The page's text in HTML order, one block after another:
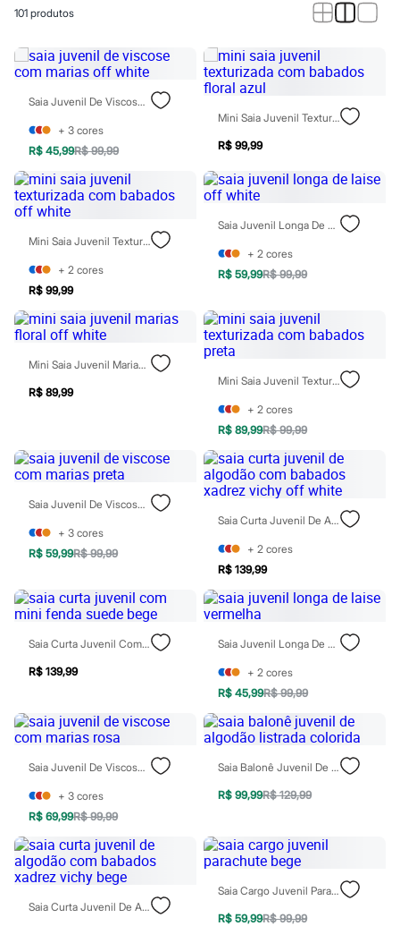
Casacos e Jaquetas
Macacões
Saias
Shorts e Bermudas
Vestidos
Bolsas
Bonés e Chapéus
Cintos
Óculos
Relógios
Botas
Chinelos
Rasteirinhas
Sandálias
Sapatilhas
Tênis
Marcas
City
Clock House
Mindset
Acessórios
Blusas
Calçados
Leggings
Tops
Moda íntima
Meias
Pijamas
Moda praia
Biquínis
Maiôs
Personagens
Plus size
Blusas e Camisetas
Calças
Casacos e Jaquetas
Jeans
Moda esportiva
Shorts e Saias
Vestidos
Masculino
Em alta
Dia dos Pais
Inverno
101 produtos
Saia Juvenil De Viscose Com Marias Off White
+ 3 cores
R$ 45,99R$ 99,99
Mini Saia Juvenil Texturizada Com Babados Floral Azul
R$ 99,99
Mini Saia Juvenil Texturizada Com Babados Off White
+ 2 cores
R$ 99,99
Saia Juvenil Longa De Laise Off White
+ 2 cores
R$ 59,99R$ 99,99
Mini Saia Juvenil Marias Floral Off White
R$ 89,99
Mini Saia Juvenil Texturizada Com Babados Preta
+ 2 cores
R$ 89,99R$ 99,99
Saia Juvenil De Viscose Com Marias Preta
+ 3 cores
R$ 59,99R$ 99,99
Saia Curta Juvenil De Algodão Com Babados Xadrez Vichy Off White
+ 2 cores
R$ 139,99
Saia Curta Juvenil Com Mini Fenda Suede Bege
R$ 139,99
Saia Juvenil Longa De Laise Vermelha
+ 2 cores
R$ 45,99R$ 99,99
Saia Juvenil De Viscose Com Marias Rosa
+ 3 cores
R$ 69,99R$ 99,99
Saia Balonê Juvenil De Algodão Listrada Colorida
R$ 99,99R$ 129,99
Saia Curta Juvenil De Algodão Com Babados Xadrez Vichy Bege
Saia Cargo Juvenil Parachute Bege
R$ 59,99R$ 99,99